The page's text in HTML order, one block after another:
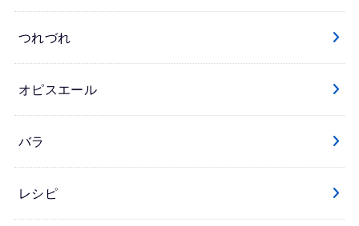
つれづれ
オピスエール
バラ
レシピ